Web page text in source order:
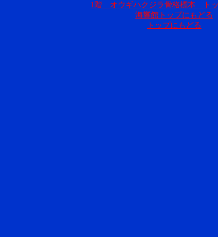
1階 オウギハクジラ骨格標本 ト
海響館トップにもどる
トップにもどる